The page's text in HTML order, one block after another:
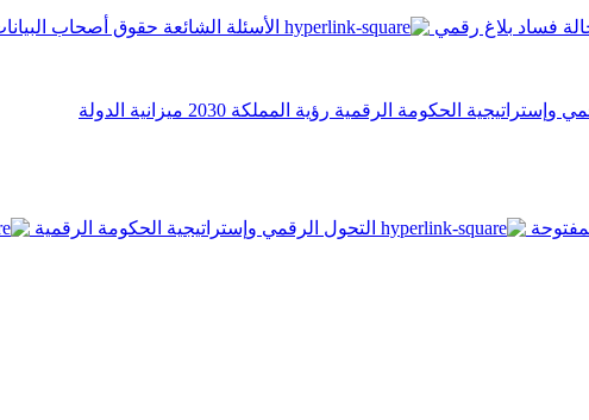
فساد بلاغ رقمي الأسئلة الشائعة حقوق أصحاب
وإستراتيجية الحكومة الرقمية رؤية المملكة 2030 ميزانية الدولة
التحول الرقمي وإستراتيجية الحكومة الرقمية